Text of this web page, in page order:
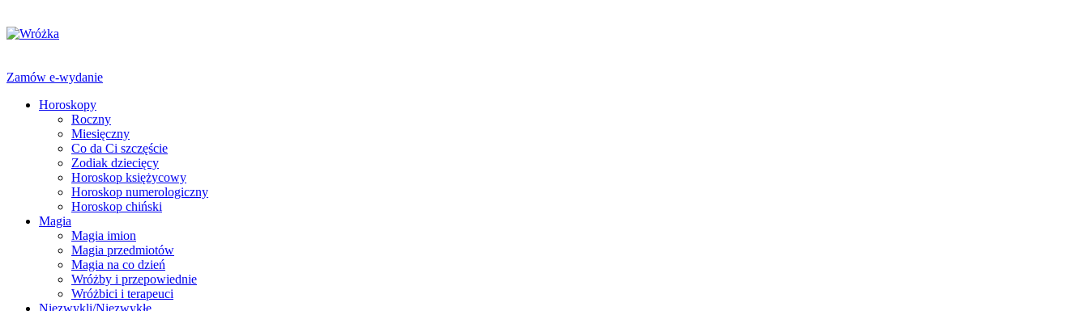
Zamów e-wydanie
Horoskopy
Roczny
Miesięczny
Co da Ci szczęście
Zodiak dziecięcy
Horoskop księżycowy
Horoskop numerologiczny
Horoskop chiński
Magia
Magia imion
Magia przedmiotów
Magia na co dzień
Wróżby i przepowiednie
Wróżbici i terapeuci
Niezwykli/Niezwykłe